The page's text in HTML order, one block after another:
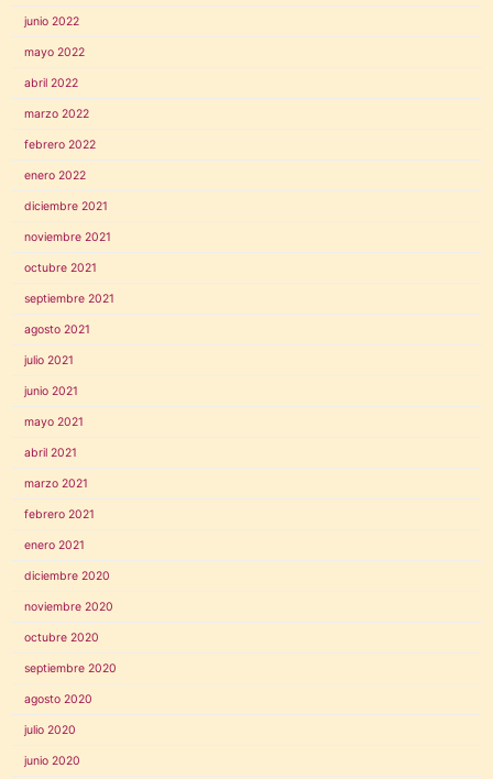
junio 2022
mayo 2022
abril 2022
marzo 2022
febrero 2022
enero 2022
diciembre 2021
noviembre 2021
octubre 2021
septiembre 2021
agosto 2021
julio 2021
junio 2021
mayo 2021
abril 2021
marzo 2021
febrero 2021
enero 2021
diciembre 2020
noviembre 2020
octubre 2020
septiembre 2020
agosto 2020
julio 2020
junio 2020